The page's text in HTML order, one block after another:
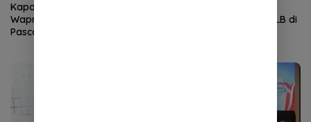
Kapolda Aceh Dampingi
Wapres Tinjau Rehabilitasi
Pascabencana di Gayo Lues
Kompetensi Guru Non-PLB di